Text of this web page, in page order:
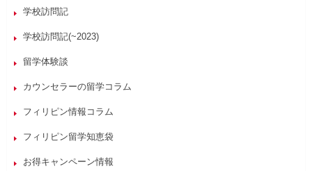
学校訪問記
学校訪問記(~2023)
留学体験談
カウンセラーの留学コラム
フィリピン情報コラム
フィリピン留学知恵袋
お得キャンペーン情報